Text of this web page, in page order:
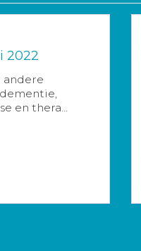
2022
andere
en thera...